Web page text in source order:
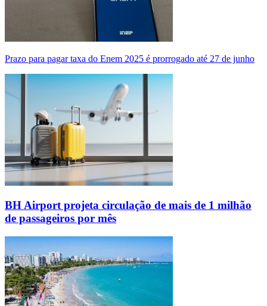
Prazo para pagar taxa do Enem 2025 é prorrogado até 27 de junho
BH Airport projeta circulação de mais de 1 milhão
de passageiros por mês